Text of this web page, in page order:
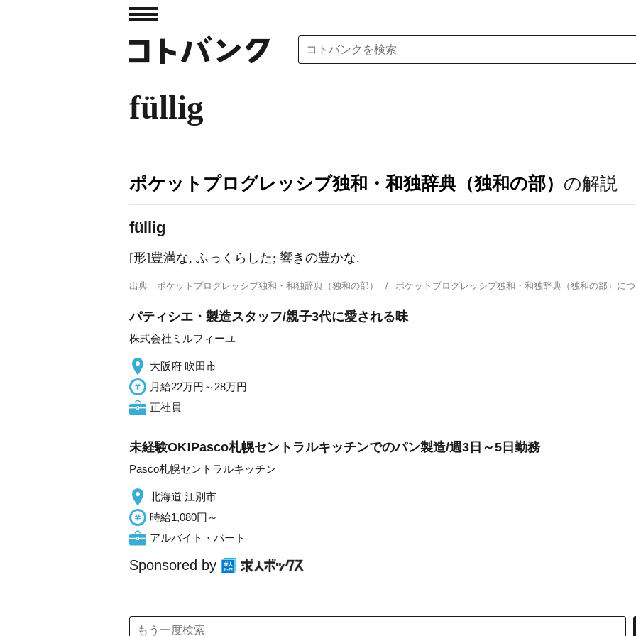
füllig
ポケットプログレッシブ独和・和独辞典（独和の部） の解説
füllig
[形]豊満な, ふっくらした; 響きの豊かな.
出典 ポケットプログレッシブ独和・和独辞典（独和の部） ポケットプログレッシブ独和・和独辞典（独和の部）
パティシエ・製造スタッフ/親子3代に愛される味
株式会社ミルフィーユ
大阪府 吹田市
月給22万円～28万円
正社員
未経験OK!Pasco札幌セントラルキッチンでのパン製造/週3日～5日勤務
Pasco札幌セントラルキッチン
北海道 江別市
時給1,080円～
アルバイト・パート
Sponsored by